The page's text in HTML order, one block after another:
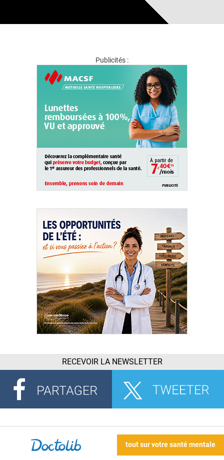
Publicités :
RECEVOIR LA NEWSLETTER
tout sur votre santé mentale